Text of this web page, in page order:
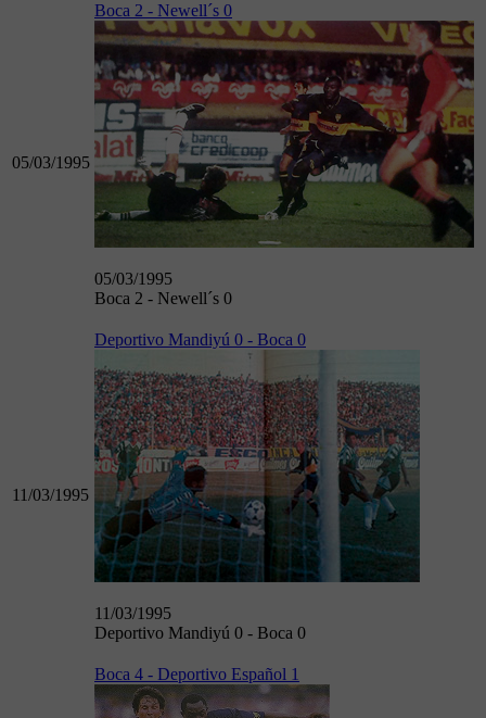
05/03/1995
Boca 2 - Newell´s 0
05/03/1995
Boca 2 - Newell´s 0
11/03/1995
Deportivo Mandiyú 0 - Boca 0
11/03/1995
Deportivo Mandiyú 0 - Boca 0
Boca 4 - Deportivo Español 1